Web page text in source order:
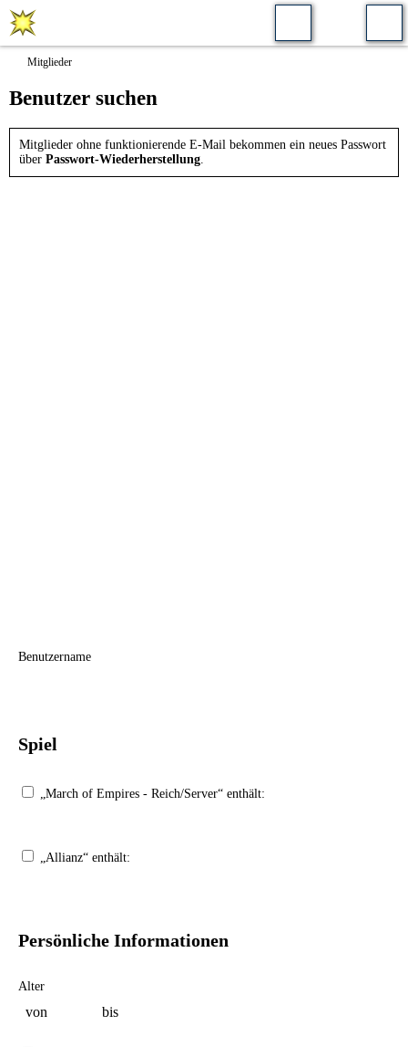
Mitglieder
Benutzer suchen
Mitglieder ohne funktionierende E-Mail bekommen ein neues Passwort
über Passwort-Wiederherstellung.
Benutzername
Spiel
„March of Empires - Reich/Server“ enthält:
„Allianz“ enthält:
Persönliche Informationen
Alter